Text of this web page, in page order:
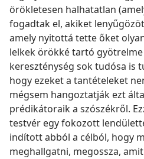
örökletesen halhatatlan
fogadtak el, akiket
amely nyitottá tette őket
lelkek örökké tartó
kereszténység sok tudósa is
hogy ezeket a tantételeket
mégsem hangoztatják ezt
prédikátoraik a szószékről.
testvér egy fokozott
indított abból a célból, hogy
meghallgatni, megossza,